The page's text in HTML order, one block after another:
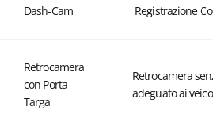
Dash-Cam Registrazione
Retrocamera
con Porta
Targa
Retrocamera
adeguato ai